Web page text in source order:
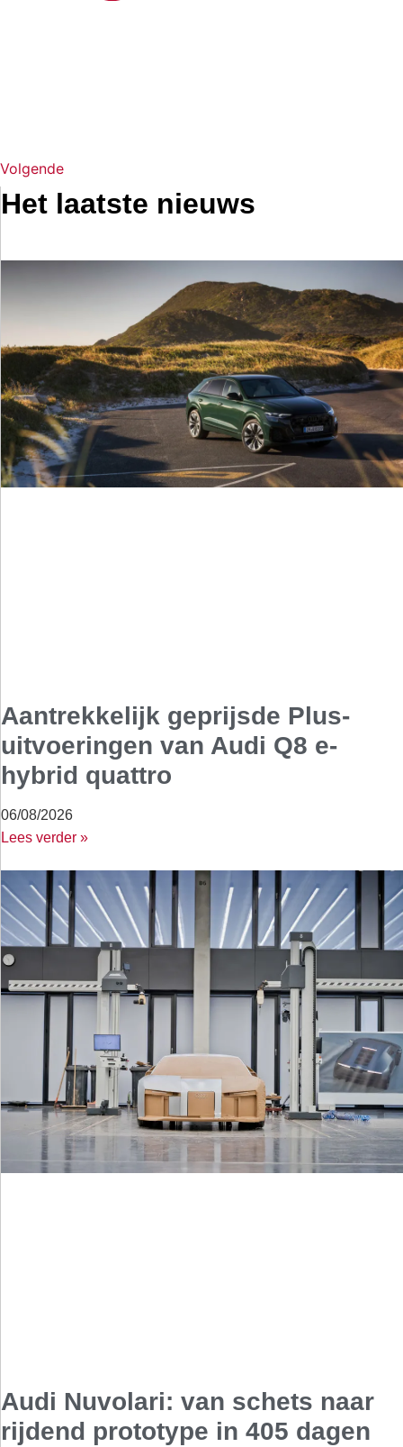
Volgende
Het laatste nieuws
Aantrekkelijk geprijsde Plus-
uitvoeringen van Audi Q8 e-
hybrid quattro
06/08/2026
Lees verder »
Audi Nuvolari: van schets naar
rijdend prototype in 405 dagen